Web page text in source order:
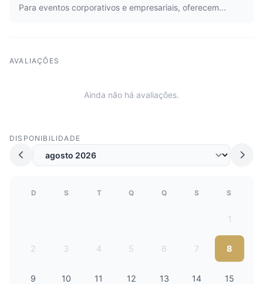
Para eventos corporativos e empresariais, oferecem...
AVALIAÇÕES
Ainda não há avaliações.
DISPONIBILIDADE
D S T Q Q S S
1
2 3 4 5 6 7 8
9 10 11 12 13 14 15